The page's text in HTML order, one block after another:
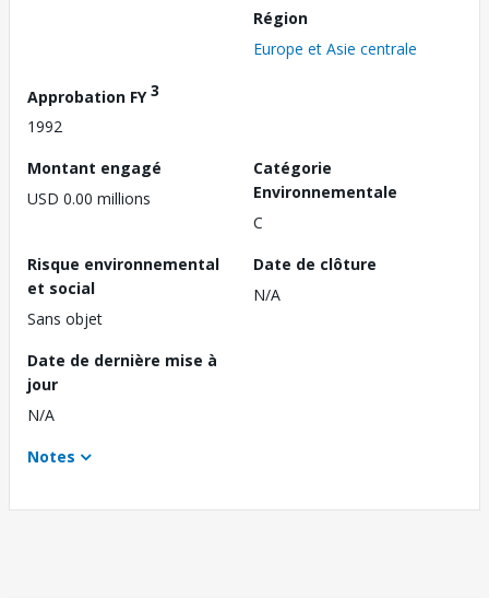
Région
Europe et Asie centrale
Approbation FY3
1992
Montant engagé
USD 0.00 millions
Catégorie
Environnementale
C
Risque environnemental
et social
Sans objet
Date de clôture
N/A
Date de dernière mise à
jour
N/A
Notes